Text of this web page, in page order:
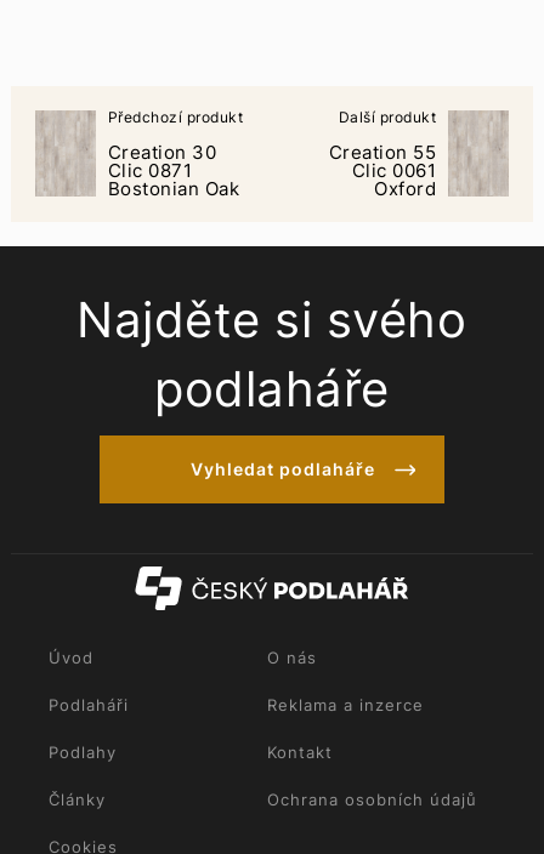
Předchozí produkt
Creation 30
Clic 0871
Bostonian Oak
Další produkt
Creation 55
Clic 0061
Oxford
Najděte si svého
podlaháře
Vyhledat podlaháře
Úvod O nás
Podlaháři Reklama a inzerce
Podlahy Kontakt
Články Ochrana osobních údajů
Cookies